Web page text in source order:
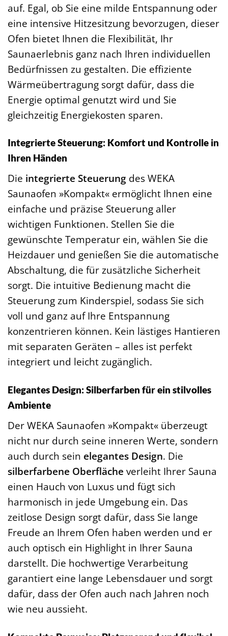
auf. Egal, ob Sie eine milde Entspannung oder
eine intensive Hitzesitzung bevorzugen, dieser
Ofen bietet Ihnen die Flexibilität, Ihr
Saunaerlebnis ganz nach Ihren individuellen
Bedürfnissen zu gestalten. Die effiziente
Wärmeübertragung sorgt dafür, dass die
Energie optimal genutzt wird und Sie
gleichzeitig Energiekosten sparen.
Integrierte Steuerung: Komfort und Kontrolle in
Ihren Händen
Die integrierte Steuerung des WEKA
Saunaofen »Kompakt« ermöglicht Ihnen eine
einfache und präzise Steuerung aller
wichtigen Funktionen. Stellen Sie die
gewünschte Temperatur ein, wählen Sie die
Heizdauer und genießen Sie die automatische
Abschaltung, die für zusätzliche Sicherheit
sorgt. Die intuitive Bedienung macht die
Steuerung zum Kinderspiel, sodass Sie sich
voll und ganz auf Ihre Entspannung
konzentrieren können. Kein lästiges Hantieren
mit separaten Geräten – alles ist perfekt
integriert und leicht zugänglich.
Elegantes Design: Silberfarben für ein stilvolles
Ambiente
Der WEKA Saunaofen »Kompakt« überzeugt
nicht nur durch seine inneren Werte, sondern
auch durch sein elegantes Design. Die
silberfarbene Oberfläche verleiht Ihrer Sauna
einen Hauch von Luxus und fügt sich
harmonisch in jede Umgebung ein. Das
zeitlose Design sorgt dafür, dass Sie lange
Freude an Ihrem Ofen haben werden und er
auch optisch ein Highlight in Ihrer Sauna
darstellt. Die hochwertige Verarbeitung
garantiert eine lange Lebensdauer und sorgt
dafür, dass der Ofen auch nach Jahren noch
wie neu aussieht.